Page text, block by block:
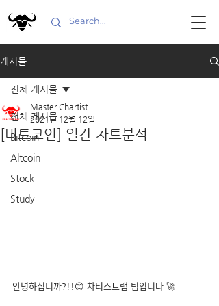
게시물
전체 게시물
Bitcoin
Altcoin
Stock
Study
전체 게시물
[비트코인] 일간 차트분석
Master Chartist
2021년 12월 12일
안녕하십니까?!!😊 차티스트랩 팀입니다.🚀